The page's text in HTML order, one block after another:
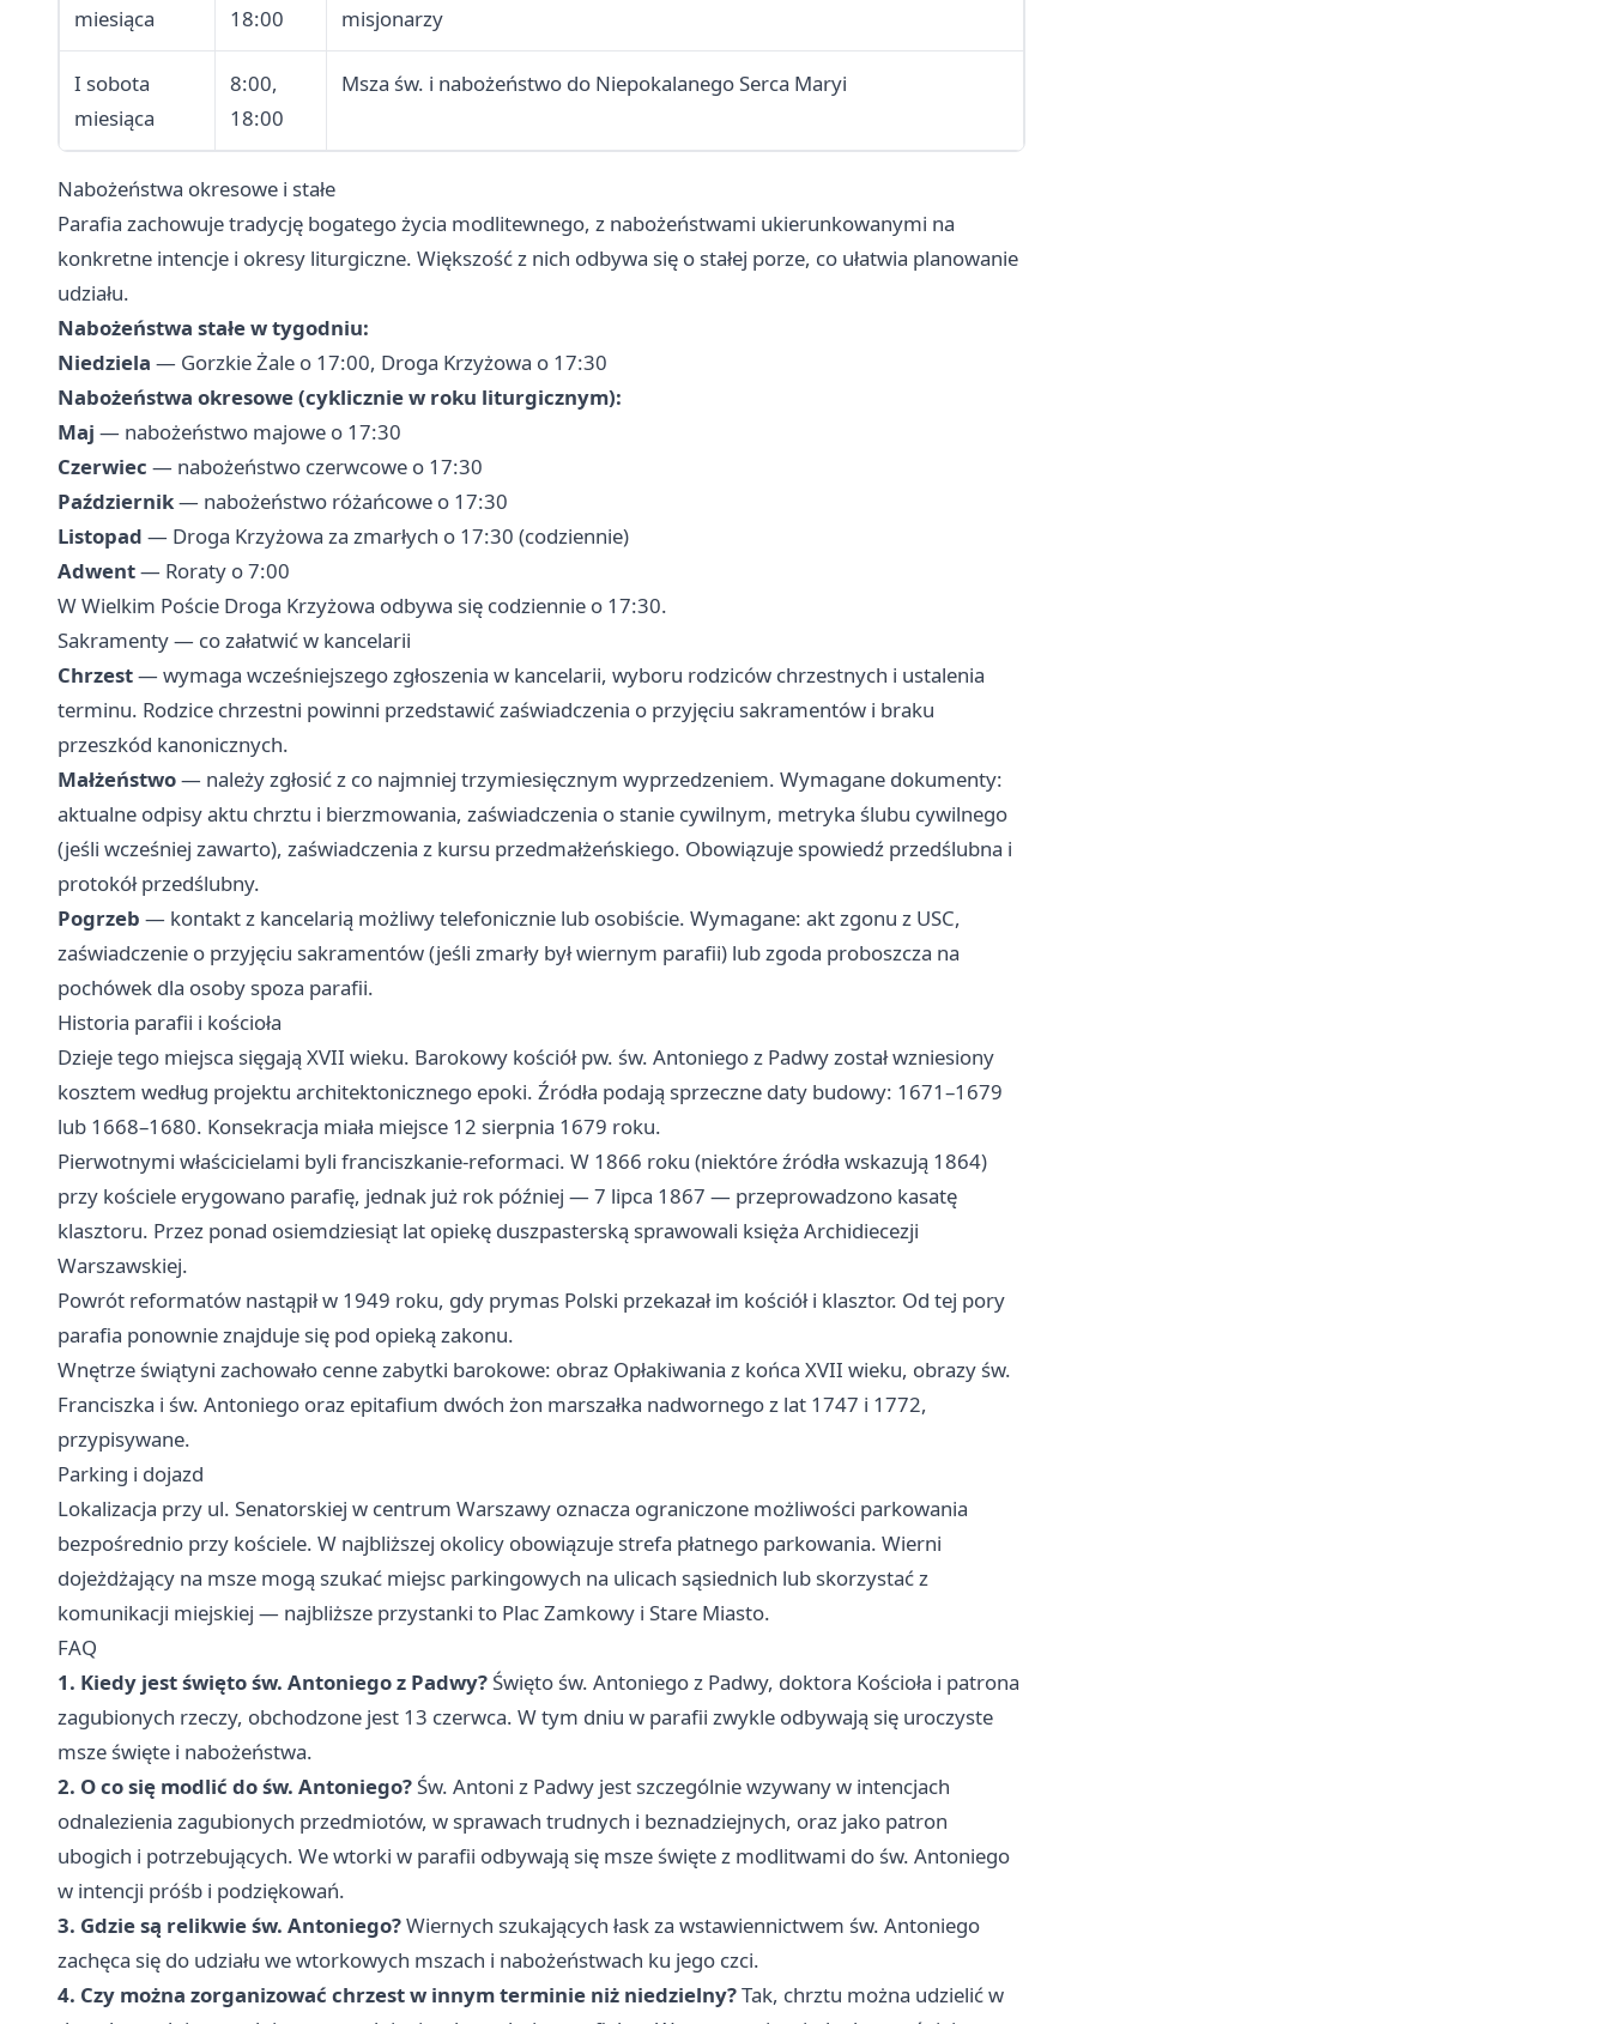
miesiąca
18:00
misjonarzy
I sobota
miesiąca
8:00,
18:00
Msza św. i nabożeństwo do Niepokalanego Serca Maryi
Nabożeństwa okresowe i stałe
Parafia zachowuje tradycję bogatego życia modlitewnego, z nabożeństwami ukierunkowanymi na
konkretne intencje i okresy liturgiczne. Większość z nich odbywa się o stałej porze, co ułatwia planowanie
udziału.
Nabożeństwa stałe w tygodniu:
Niedziela — Gorzkie Żale o 17:00, Droga Krzyżowa o 17:30
Nabożeństwa okresowe (cyklicznie w roku liturgicznym):
Maj — nabożeństwo majowe o 17:30
Czerwiec — nabożeństwo czerwcowe o 17:30
Październik— nabożeństwo różańcowe o 17:30
Listopad — Droga Krzyżowa za zmarłych o 17:30 (codziennie)
Adwent— Roraty o 7:00
W Wielkim Poście Droga Krzyżowa odbywa się codziennie o 17:30.
Sakramenty — co załatwić w kancelarii
Chrzest— wymaga wcześniejszego zgłoszenia w kancelarii, wyboru rodziców chrzestnych i ustalenia
terminu. Rodzice chrzestni powinni przedstawić zaświadczenia o przyjęciu sakramentów i braku
przeszkód kanonicznych.
Małżeństwo— należy zgłosić z co najmniej trzymiesięcznym wyprzedzeniem. Wymagane dokumenty:
aktualne odpisy aktu chrztu i bierzmowania, zaświadczenia o stanie cywilnym, metryka ślubu cywilnego
(jeśli wcześniej zawarto), zaświadczenia z kursu przedmałżeńskiego. Obowiązuje spowiedź przedślubna i
protokół przedślubny.
Pogrzeb — kontakt z kancelarią możliwy telefonicznie lub osobiście. Wymagane: akt zgonu z USC,
zaświadczenie o przyjęciu sakramentów (jeśli zmarły był wiernym parafii) lub zgoda proboszcza na
pochówek dla osoby spoza parafii.
Historia parafii i kościoła
Dzieje tego miejsca sięgają XVII wieku. Barokowy kościół pw. św. Antoniego z Padwy został wzniesiony
kosztem według projektu architektonicznego epoki. Źródła podają sprzeczne daty budowy: 1671–1679
lub 1668–1680. Konsekracja miała miejsce 12 sierpnia 1679 roku.
Pierwotnymi właścicielami byli franciszkanie-reformaci. W 1866 roku (niektóre źródła wskazują 1864)
przy kościele erygowano parafię, jednak już rok później — 7 lipca 1867 — przeprowadzono kasatę
klasztoru. Przez ponad osiemdziesiąt lat opiekę duszpasterską sprawowali księża Archidiecezji
Warszawskiej.
Powrót reformatów nastąpił w 1949 roku, gdy prymas Polski przekazał im kościół i klasztor. Od tej pory
parafia ponownie znajduje się pod opieką zakonu.
Wnętrze świątyni zachowało cenne zabytki barokowe: obraz Opłakiwania z końca XVII wieku, obrazy św.
Franciszka i św. Antoniego oraz epitafium dwóch żon marszałka nadwornego z lat 1747 i 1772,
przypisywane.
Parking i dojazd
Lokalizacja przy ul. Senatorskiej w centrum Warszawy oznacza ograniczone możliwości parkowania
bezpośrednio przy kościele. W najbliższej okolicy obowiązuje strefa płatnego parkowania. Wierni
dojeżdżający na msze mogą szukać miejsc parkingowych na ulicach sąsiednich lub skorzystać z
komunikacji miejskiej — najbliższe przystanki to Plac Zamkowy i Stare Miasto.
FAQ
1. Kiedy jest święto św. Antoniego z Padwy?Święto św. Antoniego z Padwy, doktora Kościoła i patrona
zagubionych rzeczy, obchodzone jest 13 czerwca. W tym dniu w parafii zwykle odbywają się uroczyste
msze święte i nabożeństwa.
2. O co się modlić do św. Antoniego?Św. Antoni z Padwy jest szczególnie wzywany w intencjach
odnalezienia zagubionych przedmiotów, w sprawach trudnych i beznadziejnych, oraz jako patron
ubogich i potrzebujących. We wtorki w parafii odbywają się msze święte z modlitwami do św. Antoniego
w intencji próśb i podziękowań.
3. Gdzie są relikwie św. Antoniego?Wiernych szukających łask za wstawiennictwem św. Antoniego
zachęca się do udziału we wtorkowych mszach i nabożeństwach ku jego czci.
4. Czy można zorganizować chrzest w innym terminie niż niedzielny?Tak, chrztu można udzielić w